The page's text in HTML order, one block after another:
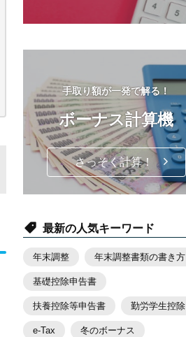
手取り額が一発で解る！
ボーナス計算機
さっそく計算！
最新の人気キーワード
年末調整 年末調整書類の書き方
基礎控除申告書
扶養控除等申告書 勤労学生控除
e-Tax 冬のボーナス